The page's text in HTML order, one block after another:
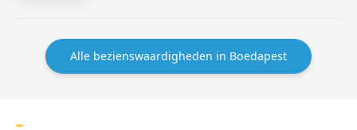
Alle bezienswaardigheden in Boedapest